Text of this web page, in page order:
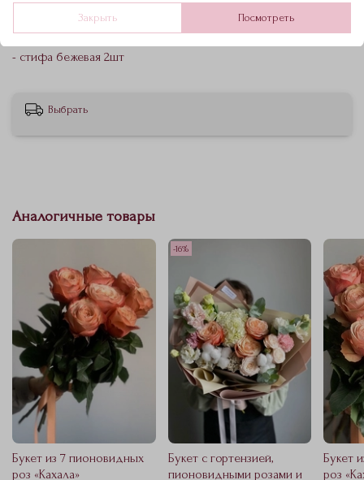
- роза куст джульетта 2 ветки
- стифа бежевая 2шт
Выбрать
Аналогичные товары
Букет из 7 пионовидных
роз «Кахала»
-16%
Букет с гортензией,
пионовидными розами и
Букет
роз
Закрыть Посмотреть